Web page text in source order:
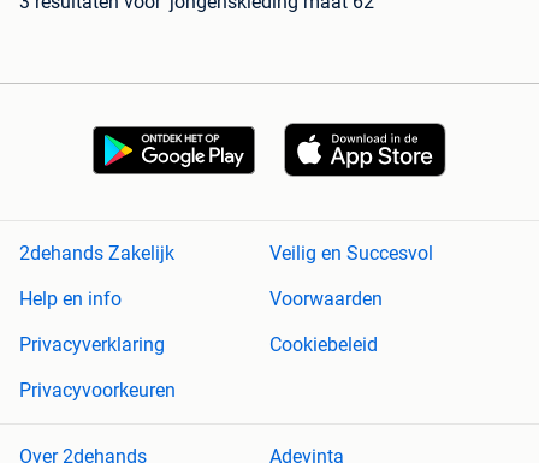
2dehands Zakelijk
Veilig en Succesvol
Help en info
Voorwaarden
Privacyverklaring
Cookiebeleid
Privacyvoorkeuren
Over 2dehands Adevinta